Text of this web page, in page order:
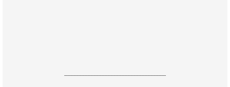
------------------------------------------------------------------